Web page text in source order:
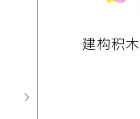
建构积木